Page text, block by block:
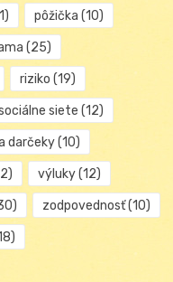
pôžička (10)
(25)
riziko (19)
siete (12)
darčeky(10)
výluky(12)
zodpovednosť(10)